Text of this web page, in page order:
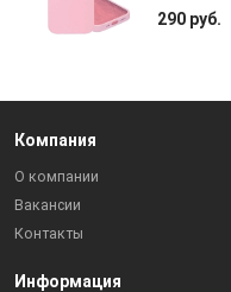
290 руб.
Компания
О компании
Вакансии
Контакты
Информация